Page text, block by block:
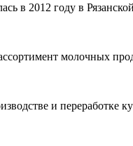
в 2012 году в
молочных
и